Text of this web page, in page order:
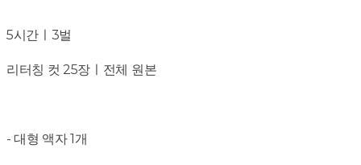
5시간ㅣ3벌
리터칭 컷 25장ㅣ전체 원본
- 대형 액자 1개